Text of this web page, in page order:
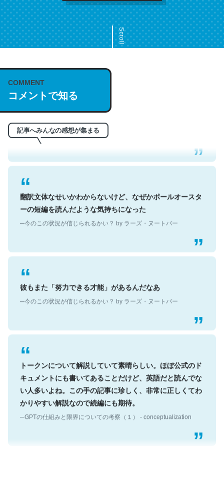
Scroll
COMMENT
コメントで知る
記事へみんなの感想が集まる
これは名文。彼はとてもクレバーなんだろうなと凄く思
う。英語少しでも読める人は原文もお勧め。自分はこの流
れ好き。Let’s Fucking Go. Then Covid hit. Shit.
─今のこの状況が信じられるかい？ by ラーズ・ヌートバー
翻訳文体なせいかわからないけど、なぜかポールオースタ
ーの短編を読んだような気持ちになった
─今のこの状況が信じられるかい？ by ラーズ・ヌートバー
彼もまた「努力できる才能」があるんだなあ
─今のこの状況が信じられるかい？ by ラーズ・ヌートバー
トークンについて解説していて素晴らしい。ほぼ公式のド
キュメントにも書いてあることだけど、英語だと読んでな
い人多いよね。この手の記事に珍しく、非常に正しくてわ
かりやすい解説なので続編にも期待。
─GPTの仕組みと限界についての考察（１） - conceptualization